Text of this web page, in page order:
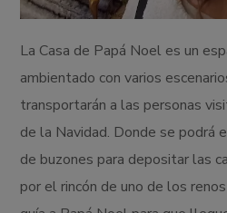
La Casa de Papá Noel es un
ambientado con varios
transportarán a las personas
de la Navidad. Donde se podrá
de buzones para depositar las
por el rincón de uno de los